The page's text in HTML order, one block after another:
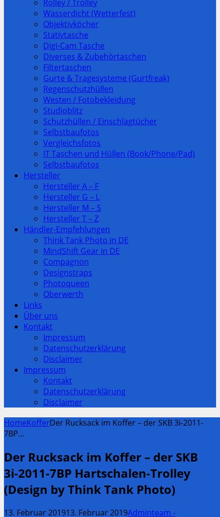
Rolley / Trolley
Wasserdicht (Wetterfest)
Objektivköcher
Stativtasche
Digi-Cam Tasche
Diverses & Zubehörtaschen
Filtertaschen
Gurte & Tragesysteme (Gurtfreak)
Regenschutzhüllen
Westen / Fotobekleidung
Studioblitz
Schutzhüllen / Einschlagtücher
Selbstbaufotos
Vergleichsfotos
IT Taschen und Hüllen (Book/Phone/Pad)
Selbstbaufotos
Hersteller
Hersteller A – F
Hersteller G – L
Hersteller M – S
Hersteller T – Z
Händler-Empfehlungen
Think Tank Photo in DE
MindShift Gear in DE
Compagnon
Designstraps
Photoqueen
Oberwerth
Links
Über uns
Kontakt
Impressum
Datenschutzerklärung
Disclaimer
Impressum
Kontakt
Datenschutzerklärung
Disclaimer
HomeKofferDer Rucksack im Koffer – der SKB 3i-2011-
7BP…
Der Rucksack im Koffer – der SKB
3i-2011-7BP Hartschalen-Trolley
(Design by Think Tank Photo)
13. Februar 201913. Februar 2019Adminteam -